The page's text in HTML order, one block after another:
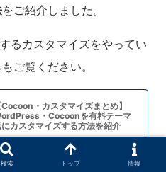
をご紹介しました。
るカスタマイズをやってい
ご覧ください。
Cocoon・カスタマイズまとめ】
・Cocoonを有料テーマ
にカスタマイズする方法を紹介
ーのYoshitakaです。この記事では私たち
ブログ『Y&K Studio - 二人三脚ブログ -』
も実際に使用しているCocoonのカスタマ
検索 トップ 情報